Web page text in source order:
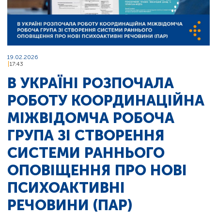
19.02.2026
17:43
В УКРАЇНІ РОЗПОЧАЛА
РОБОТУ КООРДИНАЦІЙНА
МІЖВІДОМЧА РОБОЧА
ГРУПА ЗІ СТВОРЕННЯ
СИСТЕМИ РАННЬОГО
ОПОВІЩЕННЯ ПРО НОВІ
ПСИХОАКТИВНІ
РЕЧОВИНИ (ПАР)